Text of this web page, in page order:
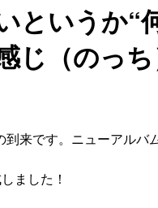
というか“
じ（のっち
来です。ニューアルバ
した！